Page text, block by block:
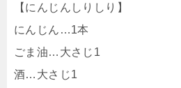
【にんじんしりしり】
にんじん…1本
ごま油…大さじ1
酒…大さじ1